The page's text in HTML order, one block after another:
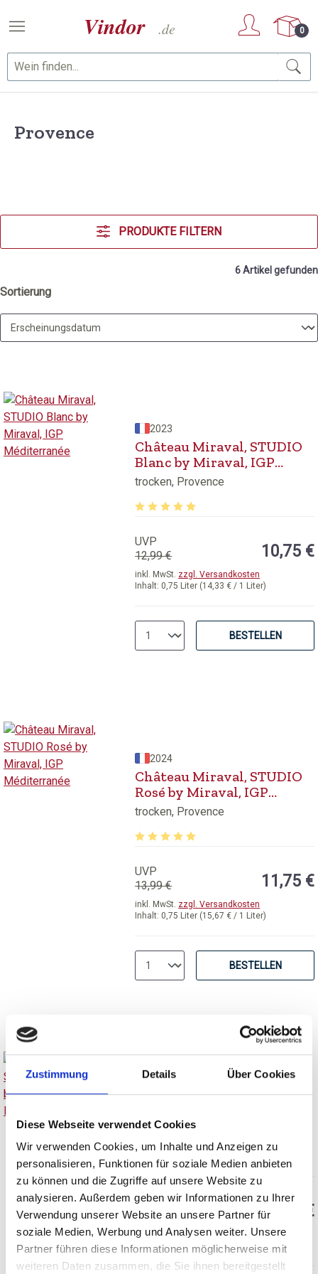
Zustimmung Details Über Cookies
Diese Webseite verwendet Cookies
Wir verwenden Cookies, um Inhalte und Anzeigen zu
personalisieren, Funktionen für soziale Medien anbieten
zu können und die Zugriffe auf unsere Website zu
analysieren. Außerdem geben wir Informationen zu Ihrer
Verwendung unserer Website an unsere Partner für
soziale Medien, Werbung und Analysen weiter. Unsere
Partner führen diese Informationen möglicherweise mit
weiteren Daten zusammen, die Sie ihnen bereitgestellt
Zum Hauptinhalt springen
0
Provence
PRODUKTE FILTERN
6 Artikel gefunden
Sortierung
2023
Château Miraval, STUDIO
Blanc by Miraval, IGP
Méditerranée
trocken, Provence
Inhalt: 0,75 Liter (14,33 € / 1 Liter)
inkl. MwSt. zzgl. Versandkosten
UVP
12,99 €
10,75 €
BESTELLEN
2024
Château Miraval, STUDIO
Rosé by Miraval, IGP
Méditerranée
trocken, Provence
Inhalt: 0,75 Liter (15,67 € / 1 Liter)
inkl. MwSt. zzgl. Versandkosten
UVP
13,99 €
11,75 €
BESTELLEN
Rosé MAGNUM by Miraval,
trocken, Provence
Inhalt:1,50 Liter(15,97 € / 1 Liter)
inkl. MwSt.zzgl. Versandkosten
UVP
29,99 €
23,95 €